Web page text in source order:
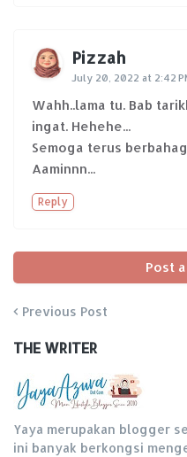
Pizzah
July 20, 2022 at 2:42
Wahh..lama tu. Bab
ingat. Hehehe...
Semoga terus
Aaminnn...
Reply
Post
Previous Post
THE WRITER
Yaya merupakan blogger
ini banyak berkongsi